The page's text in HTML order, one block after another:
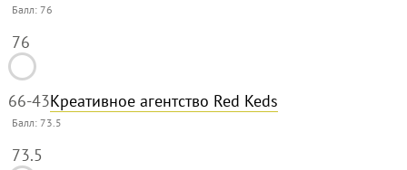
Балл:76
76
66-43Креативное агентство Red Keds
Балл:73.5
73.5